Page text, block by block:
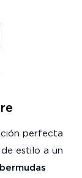
perfecta
estilo a un
bermudas